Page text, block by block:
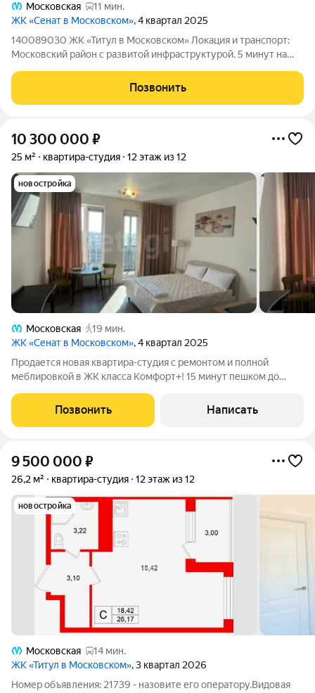
Московская
11 мин.
ЖК «Сенат в Московском», 4 квартал 2025
140089030 ЖК «Титул в Московском» Локация и транспорт:
Московский район с развитой инфраструктурой. 5 минут на
Пулково, Outlet Village и съезда на скоростной диаметр. 20
Позвонить
10 300 000 ₽
25 м² квартира-студия 12 этаж из 12
новостройка
Московская
19 мин.
ЖК «Сенат в Московском», 4 квартал 2025
Продается новая квартира-студия с ремонтом и полной
меблировкой в ЖК класса Комфорт+! 15 минут пешком до
«Кубинская улица» не больше 5 минут. Внутри качественная
отделка от застройщика:
Позвонить Написать
9 500 000 ₽
26,2 м² квартира-студия 12 этаж из 12
новостройка
Московская
14 мин.
ЖК «Титул в Московском», 3 квартал 2026
Номер объявления: 21739 - назовите его оператору.Видовая